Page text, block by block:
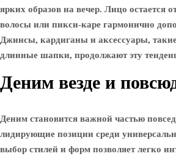
ярких образов на вечер. Лицо остается
волосы или пикси-каре гармонично
Джинсы, кардиганы и аксессуары,
длинные шапки, продолжают эту
Деним везде и
Деним становится важной частью
лидирующие позиции среди
выбор стилей и форм позволяет легко